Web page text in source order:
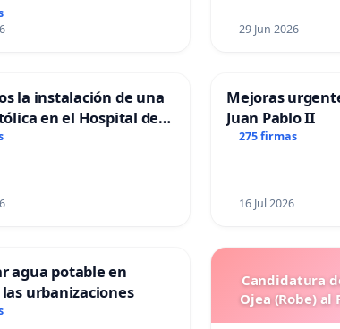
29 Jun 2026
la instalación de una
en el Hospital de
Mejoras
Juan Pablo II
275 firmas
16 Jul 2026
agua potable en
urbanizaciones
Candidatura
Ojea (Robe) al